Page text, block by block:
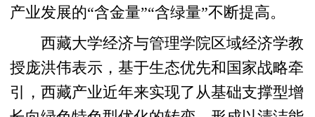
产业发展的“含金量”“含绿量”不断提高。
西藏大学经济与管理学院区域经济学教
授庞洪伟表示，基于生态优先和国家战略牵
引，西藏产业近年来实现了从基础支撑型增